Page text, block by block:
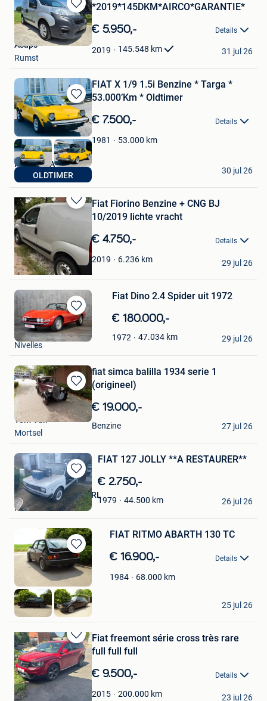
Bewaren
in
Mijn
Favorieten
*2019*145DKM*AIRCO*GARANTIE*
€ 5.950,- Details
2019 145.548 km
Asaps
Rumst
31 jul 26
Bewaren
in
Mijn
Favorieten
OLDTIMER
FIAT X 1/9 1.5i Benzine * Targa *
53.000’Km * Oldtimer
€ 7.500,- Details
1981 53.000 km
M&Z BVBA
Temse
30 jul 26
Bewaren
Favorieten
Fiat Fiorino Benzine + CNG BJ
10/2019 lichte vracht
€ 4.750,- Details
2019 6.236 km
emma
Wommelgem
29 jul 26
Bewaren
in
Mijn
Fiat Dino 2.4 Spider uit 1972
€ 180.000,-
1972 47.034 km
DriveCity Sales
Nivelles
29 jul 26
Bewaren
in
Mijn
Favorieten
fiat simca balilla 1934 serie 1
(origineel)
€ 19.000,-
Benzine
Tom Van
Mortsel
27 jul 26
Bewaren
in
Mijn
Favorieten
FIAT 127 JOLLY **A RESTAURER**
€ 2.750,-
1979 44.500 km
WATTIEZ MOTORS SRL
Frameries
26 jul 26
Bewaren
in
Mijn
Favorieten
FIAT RITMO ABARTH 130 TC
€ 16.900,- Details
1984 68.000 km
Huguesv
Thines
25 jul 26
Bewaren
in
Mijn
Favorieten
Fiat freemont série cross très rare
full full full
€ 9.500,- Details
2015 200.000 km
philippe
23 jul 26